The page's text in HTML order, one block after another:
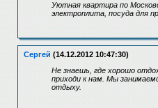
Уютная квартира по
электроплита, посуда для
Сергей (14.12.2012 10:47:30)
Не знаешь, где хорошо
приходи к нам. Мы
отдыху.